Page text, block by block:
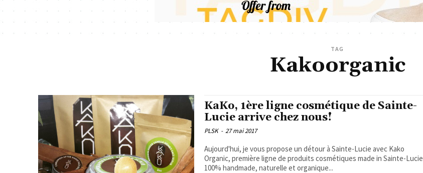
TAG
Kakoorganic
KaKo, 1ère ligne cosmétique de Sainte-
Lucie arrive chez nous!
PLSK - 27 mai 2017
Aujourd'hui, je vous propose un détour à Sainte-Lucie avec Kako
Organic, première ligne de produits cosmétiques made in Sainte-Lucie
100% handmade, naturelle et organique...